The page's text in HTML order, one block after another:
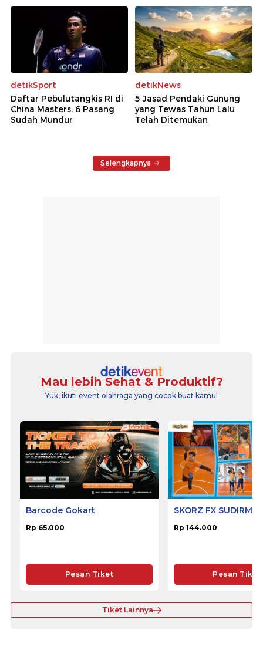
detikSport
Daftar Pebulutangkis RI di
China Masters, 6 Pasang
Sudah Mundur
detikNews
5 Jasad Pendaki Gunung
yang Tewas Tahun Lalu
Telah Ditemukan
Selengkapnya
Mau lebih Sehat & Produktif?
Yuk, ikuti event olahraga yang cocok buat kamu!
Barcode Gokart
Rp 65.000
Pesan Tiket
SKORZ FX
Rp 144.000
Pesan Tiket
Tiket Lainnya